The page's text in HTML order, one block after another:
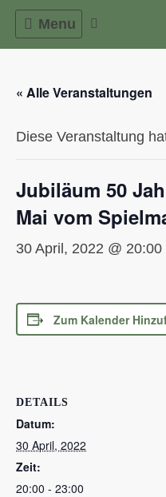
Skip
Menu
« Alle Veranstaltungen
Diese Veranstaltung
Jubiläum 50
Mai vom
30 April, 2022 @ 20:00
Zum Kalender
DETAILS
Datum:
30 April, 2022
Zeit:
20:00 - 23:00